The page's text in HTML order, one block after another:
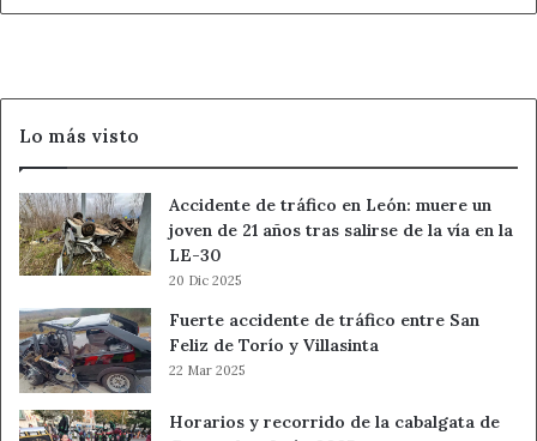
y
solidaridad
Lo más visto
Accidente de tráfico en León: muere un
joven de 21 años tras salirse de la vía en la
LE-30
20 Dic 2025
Fuerte accidente de tráfico entre San
Feliz de Torío y Villasinta
22 Mar 2025
Horarios y recorrido de la cabalgata de